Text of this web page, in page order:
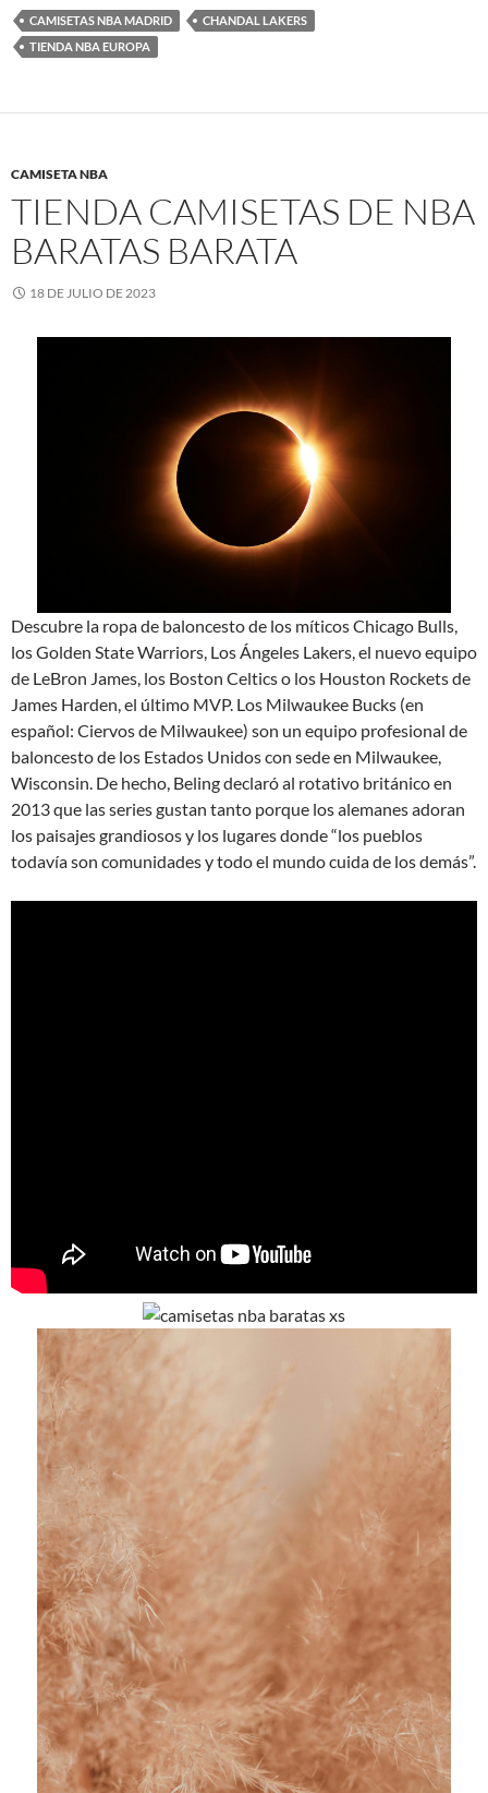
CAMISETAS NBA MADRID
CHANDAL LAKERS
TIENDA NBA EUROPA
CAMISETA NBA
TIENDA CAMISETAS DE NBA
BARATAS BARATA
18 DE JULIO DE 2023
Descubre la ropa de baloncesto de los míticos Chicago Bulls,
los Golden State Warriors, Los Ángeles Lakers, el nuevo equipo
de LeBron James, los Boston Celtics o los Houston Rockets de
James Harden, el último MVP. Los Milwaukee Bucks (en
español: Ciervos de Milwaukee) son un equipo profesional de
baloncesto de los Estados Unidos con sede en Milwaukee,
Wisconsin. De hecho, Beling declaró al rotativo británico en
2013 que las series gustan tanto porque los alemanes adoran
los paisajes grandiosos y los lugares donde “los pueblos
todavía son comunidades y todo el mundo cuida de los demás”.